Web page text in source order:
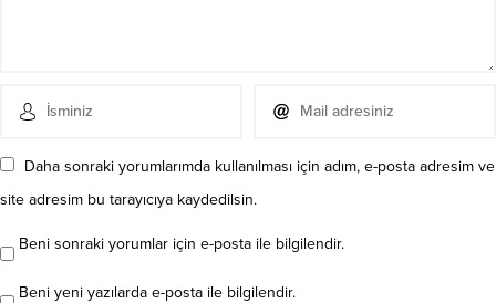
Daha sonraki yorumlarımda kullanılması için adım, e-posta adresim ve
site adresim bu tarayıcıya kaydedilsin.
Beni sonraki yorumlar için e-posta ile bilgilendir.
Beni yeni yazılarda e-posta ile bilgilendir.